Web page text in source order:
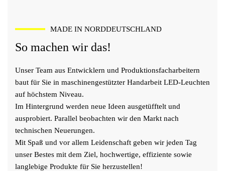
MADE IN NORDDEUTSCHLAND
So machen wir das!
Unser Team aus Entwicklern und Produktionsfacharbeitern
baut für Sie in maschinengestützter Handarbeit LED-Leuchten
auf höchstem Niveau.
Im Hintergrund werden neue Ideen ausgetüfftelt und
ausprobiert. Parallel beobachten wir den Markt nach
technischen Neuerungen.
Mit Spaß und vor allem Leidenschaft geben wir jeden Tag
unser Bestes mit dem Ziel, hochwertige, effiziente sowie
langlebige Produkte für Sie herzustellen!